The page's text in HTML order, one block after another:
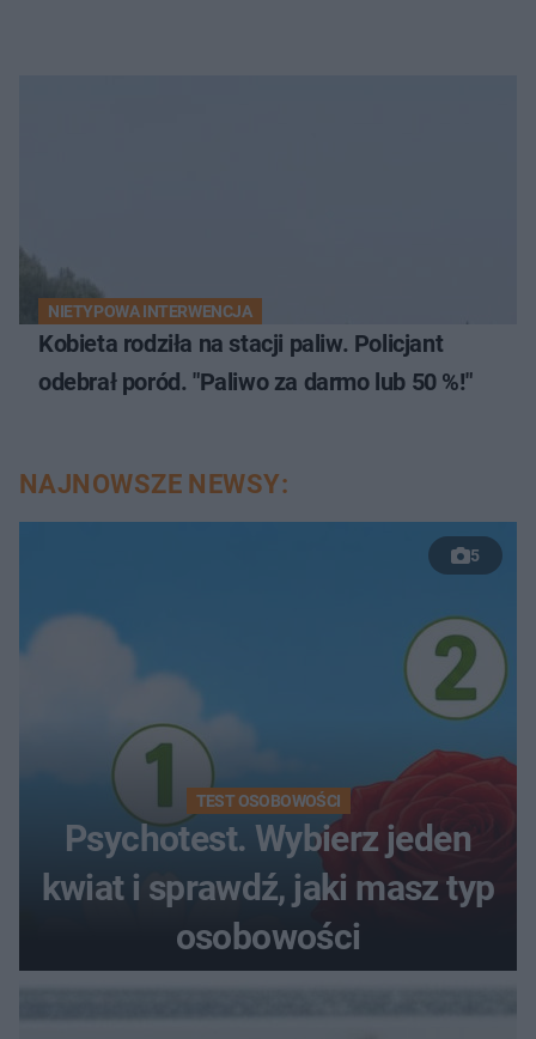
NIETYPOWA INTERWENCJA
Kobieta rodziła na stacji paliw. Policjant
odebrał poród. "Paliwo za darmo lub 50 %!"
NAJNOWSZE NEWSY:
5
TEST OSOBOWOŚCI
Psychotest. Wybierz jeden
kwiat i sprawdź, jaki masz typ
osobowości